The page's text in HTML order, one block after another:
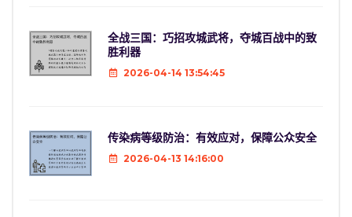
全战三国：巧招攻城武将，夺城百战中的致
胜利器
2026-04-14 13:54:45
传染病等级防治：有效应对，保障公众安全
2026-04-13 14:16:00